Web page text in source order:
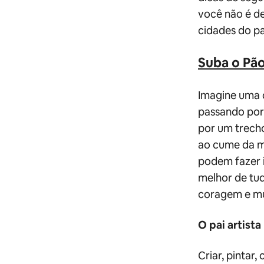
você não é
cidades do
Suba o
Imagine uma
passando
por um
ao cume da
podem fazer
melhor de
coragem e
O pai artista
Criar, pintar,